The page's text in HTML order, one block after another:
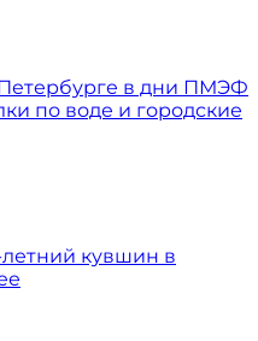
в дни ПМЭФ
по воде и городские
кувшин в